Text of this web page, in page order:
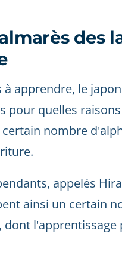
des
apprendre, le
pour quelles
nombre
appelés
ainsi un certain